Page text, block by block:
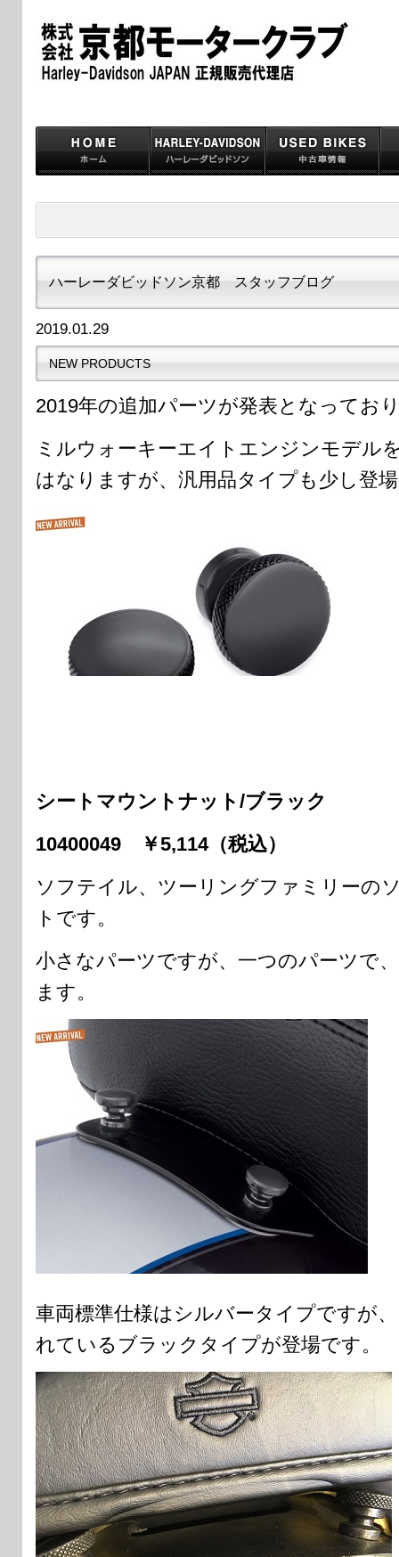
ハーレーダビッドソン京都 スタッフブログ
2019.01.29
NEW PRODUCTS
2019年の追加パーツが発表となってお
ミルウォーキーエイトエンジンモデル
はなりますが、汎用品タイプも少し登
シートマウントナット/ブラック
10400049 ￥5,114（税込）
ソフテイル、ツーリングファミリーの
トです。
小さなパーツですが、一つのパーツで
ます。
車両標準仕様はシルバータイプですが
れているブラックタイプが登場です。